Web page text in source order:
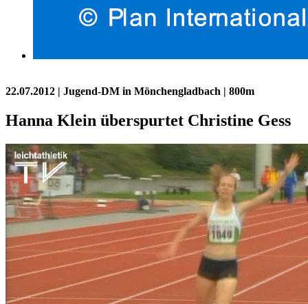
22.07.2012 | Jugend-DM in Mönchengladbach | 800m
Hanna Klein überspurtet Christine Gess